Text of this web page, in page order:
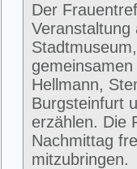
Der
Hellmann,
Burgsteinfurt
erzählen. Die
Nachmittag
mitzubringen.